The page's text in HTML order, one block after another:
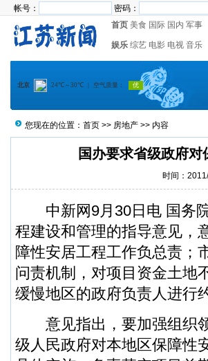
帐号： 密码：
首页 美食 国际 国内 军事
娱乐 综艺 电影 电视 音乐
您现在的位置： 首页 >> 房地产 >> 内容
国办要求省级政府
时间：
中新网9月30日电 国务院
程建设和管理的指导意见，
障性安居工程工作负总责；
问责机制，对项目资金土地
缓慢地区的政府负责人进行
意见指出，要加强组织领
级人民政府对本地区保障性